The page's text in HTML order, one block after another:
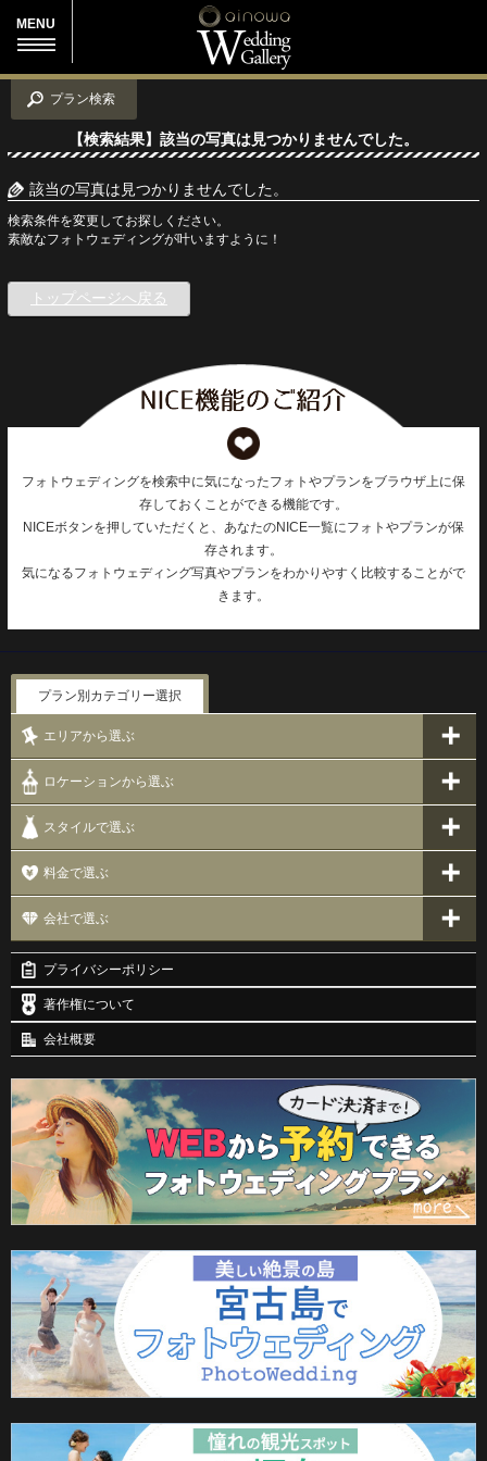
MENU
プラン検索
【検索結果】該当の写真は見つかりませんでした。
該当の写真は見つかりませんでした。
検索条件を変更してお探しください。
素敵なフォトウェディングが叶いますように！
トップページへ戻る
フォトウェディングを検索中に気になったフォトやプランをブラウザ上に保
存しておくことができる機能です。
NICEボタンを押していただくと、あなたのNICE一覧にフォトやプランが保
存されます。
気になるフォトウェディング写真やプランをわかりやすく比較することがで
きます。
プラン別カテゴリー選択
エリアから選ぶ
ロケーションから選ぶ
スタイルで選ぶ
料金で選ぶ
会社で選ぶ
プライバシーポリシー
著作権について
会社概要